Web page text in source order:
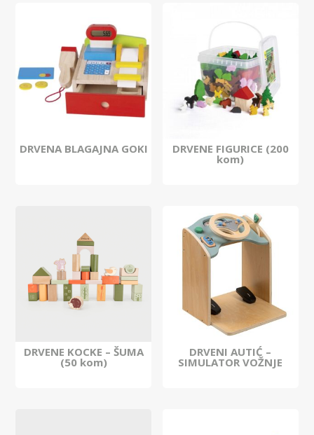
DRVENA BLAGAJNA GOKI DRVENE FIGURICE (200
kom)
DRVENE KOCKE – ŠUMA
(50 kom)
DRVENI AUTIĆ –
SIMULATOR VOŽNJE